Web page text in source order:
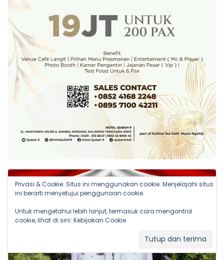
Privasi & Cookie: Situs ini menggunakan cookie. Menjelajahi situs
ini berarti menyetujui penggunaan cookie.
Untuk mengetahui lebih lanjut, termasuk cara mengontrol
cookie, lihat di sini: Kebijakan Cookie